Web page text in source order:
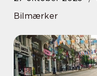
Bilmærker